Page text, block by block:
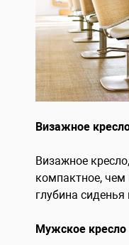
Визажное
Визажное
компактное,
глубина
Мужское кресло